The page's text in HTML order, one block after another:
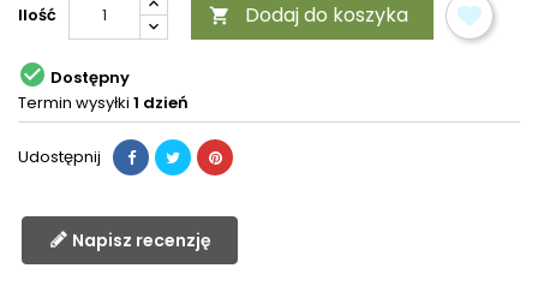
Ilość  Dodaj do koszyka
 Dostępny
Termin wysyłki 1 dzień
Udostępnij
Napisz recenzję